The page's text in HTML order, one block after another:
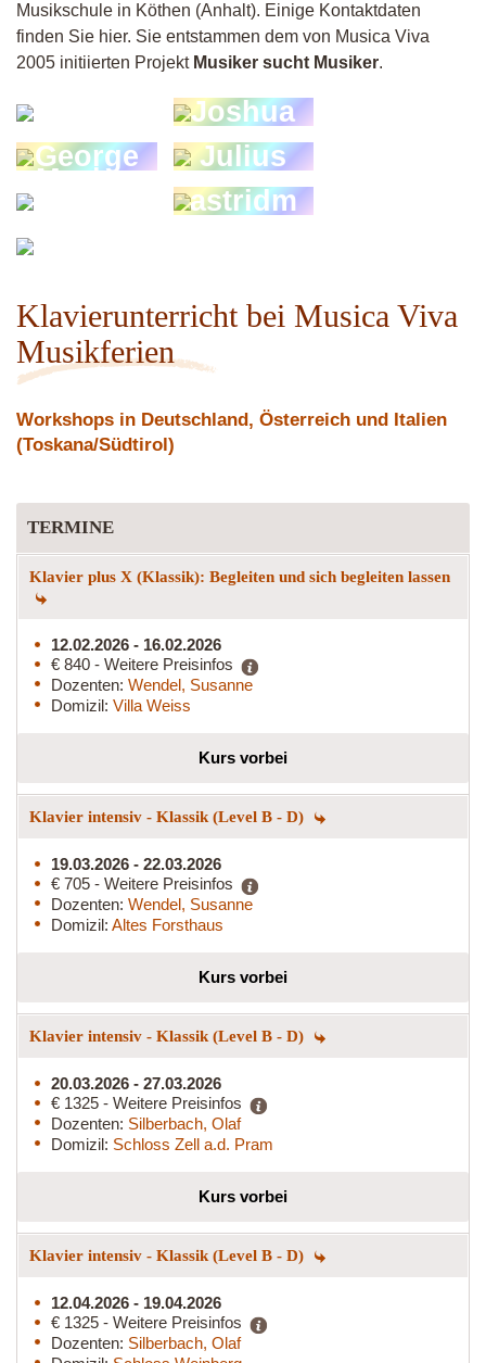
Musikschule in Köthen (Anhalt). Einige Kontaktdaten
finden Sie hier. Sie entstammen dem von Musica Viva
2005 initiierten Projekt Musiker sucht Musiker.
Joshua
George
Julius
Mache-
astridm
Klavierunterricht bei Musica Viva
Musikferien
Workshops in Deutschland, Österreich und Italien
(Toskana/Südtirol)
TERMINE
Klavier plus X (Klassik): Begleiten und sich begleiten lassen
12.02.2026 - 16.02.2026
€ 840 - Weitere Preisinfos
Dozenten: Wendel, Susanne
Domizil: Villa Weiss
Kurs vorbei
Klavier intensiv - Klassik (Level B - D)
19.03.2026 - 22.03.2026
€ 705 - Weitere Preisinfos
Dozenten: Wendel, Susanne
Domizil: Altes Forsthaus
Kurs vorbei
Klavier intensiv - Klassik (Level B - D)
20.03.2026 - 27.03.2026
€ 1325 - Weitere Preisinfos
Dozenten: Silberbach, Olaf
Domizil: Schloss Zell a.d. Pram
Kurs vorbei
Klavier intensiv - Klassik (Level B - D)
12.04.2026 - 19.04.2026
€ 1325 - Weitere Preisinfos
Dozenten: Silberbach, Olaf